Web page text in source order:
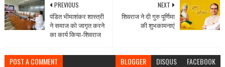
NEXT
शिवराज ने दी गुरु पूर्णिमा
की शुभकामनाएं
PREVIOUS
पंडित भीमाशंकर शास्त्री
ने समाज को जागृत करने
का कार्य किया-शिवराज
POST A COMMENT BLOGGER DISQUS FACEBOOK